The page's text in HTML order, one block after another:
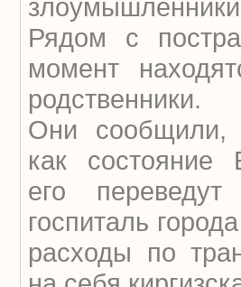
Рядом с
момент
родственники.
Они сообщили,
как состояние
его
госпиталь
расходы по